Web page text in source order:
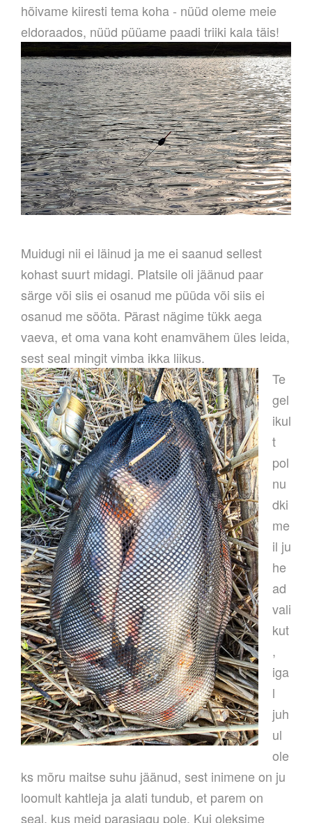
hõivame kiiresti tema koha - nüüd oleme meie
eldoraados, nüüd püüame paadi triiki kala täis!
Muidugi nii ei läinud ja me ei saanud sellest
kohast suurt midagi. Platsile oli jäänud paar
särge või siis ei osanud me püüda või siis ei
osanud me sööta. Pärast nägime tükk aega
vaeva, et oma vana koht enamvähem üles leida,
sest seal mingit vimba ikka liikus.
Te
gel
ikul
t
pol
nu
dki
me
il ju
he
ad
vali
kut
,
iga
l
juh
ul
ole
ks mõru maitse suhu jäänud, sest inimene on ju
loomult kahtleja ja alati tundub, et parem on
seal, kus meid parasjagu pole. Kui oleksime